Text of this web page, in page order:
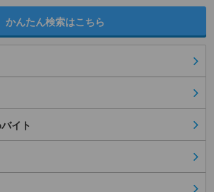
かんたん検索はこちら
イト